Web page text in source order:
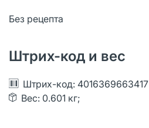
Без рецепта
Штрих-код и вес
Штрих-код: 4016369663417
Вес: 0.601 кг;